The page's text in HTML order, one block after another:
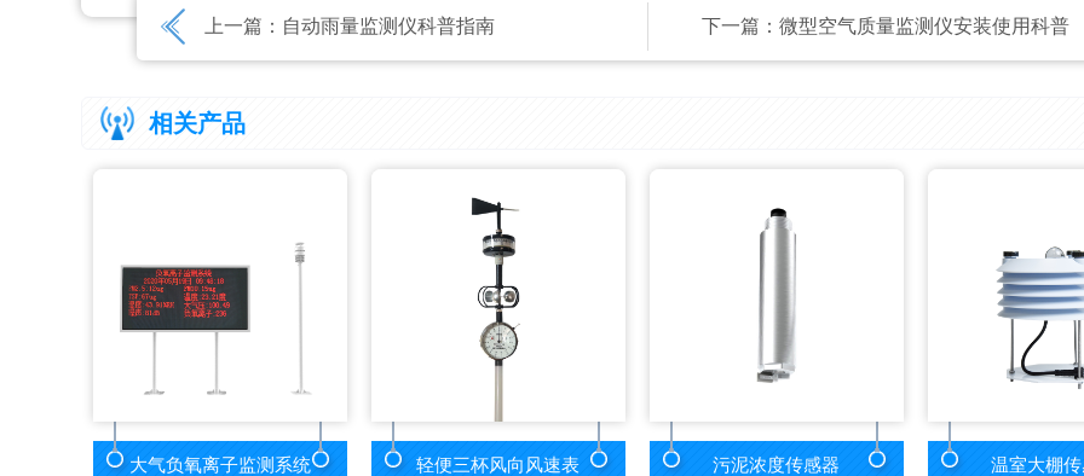
上一篇： 自动雨量监测仪科普指南 下一篇：微型空气质量监测仪安装使用科普
相关产品
大气负氧离子监测系统 轻便三杯风向风速表 污泥浓度传感器 温室大棚